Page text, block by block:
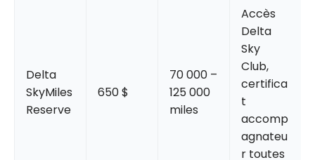
Delta
SkyMiles
Reserve
650 $
70 000 –
125 000
miles
Accès
Delta
Sky
Club,
certifica
t
accomp
agnateu
r toutes